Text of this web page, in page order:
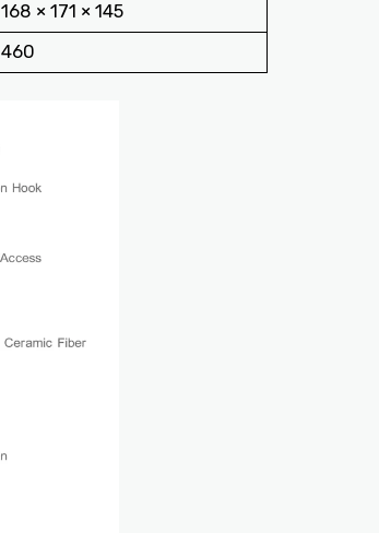
168 × 171 × 145
460